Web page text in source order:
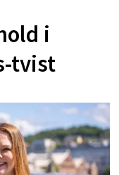
i
tvist